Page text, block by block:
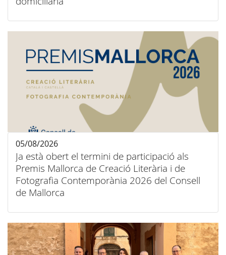
Ja està obert el termini de participació als
Premis Mallorca de Creació Literària i de
Fotografia Contemporània 2026 del Consell
de Mallorca
05/08/2026